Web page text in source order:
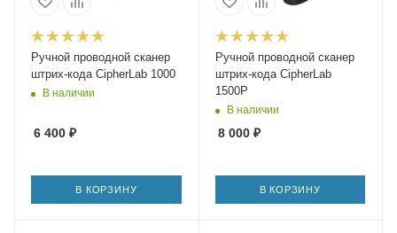
Ручной проводной сканер
штрих-кода CipherLab 1000
В наличии
6 400 ₽
В КОРЗИНУ
Ручной проводной сканер
штрих-кода CipherLab
1500P
В наличии
8 000₽
В КОРЗИНУ